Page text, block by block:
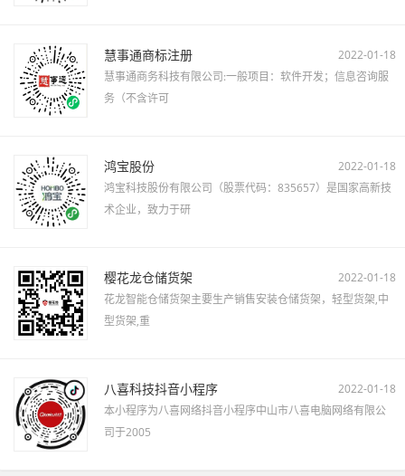
慧事通商标注册
2022-01-18
慧事通商务科技有限公司:一般项目：软件开发；信息咨询服
务（不含许可
鸿宝股份
2022-01-18
鸿宝科技股份有限公司（股票代码：835657）是国家高新技
术企业，致力于研
樱花龙仓储货架
2022-01-18
花龙智能仓储货架主要生产销售安装仓储货架，轻型货架,中
型货架,重
八喜科技抖音小程序
2022-01-18
本小程序为八喜网络抖音小程序中山市八喜电脑网络有限公
司于2005